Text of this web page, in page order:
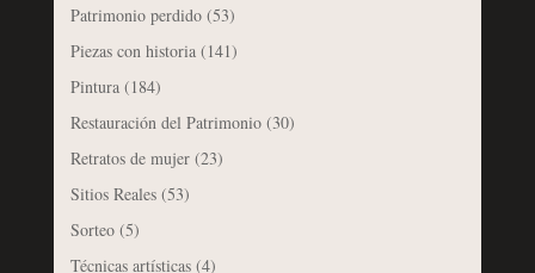
Patrimonio perdido(53)
Piezas con historia(141)
Pintura(184)
Restauración del Patrimonio(30)
Retratos de mujer(23)
Sitios Reales(53)
Sorteo(5)
Técnicas artísticas(4)